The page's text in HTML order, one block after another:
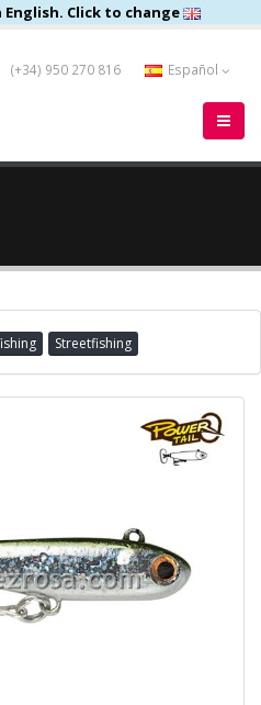
English. Click to change
(+34) 950 270 816 Español
Streetfishing